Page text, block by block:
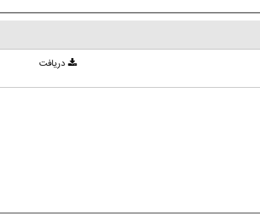
دریافت